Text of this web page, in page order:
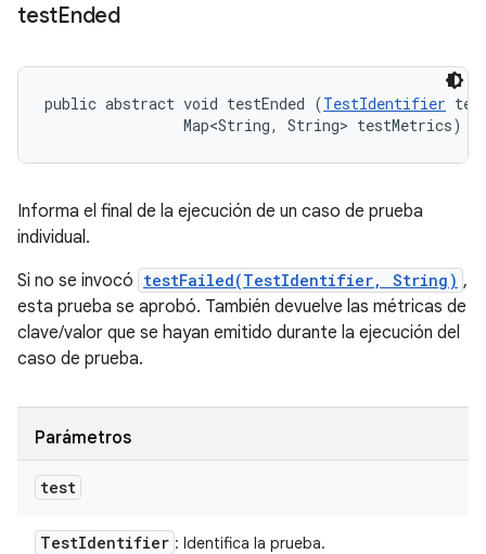
testEnded
public abstract void testEnded (TestIdentifier
                Map<String, String> testMetrics)
Informa el final de la ejecución de un caso de prueba
individual.
Si no se invocó testFailed(TestIdentifier, String) ,
esta prueba se aprobó. También devuelve las métricas de
clave/valor que se hayan emitido durante la ejecución del
caso de prueba.
Parámetros
test
TestIdentifier : Identifica la prueba.